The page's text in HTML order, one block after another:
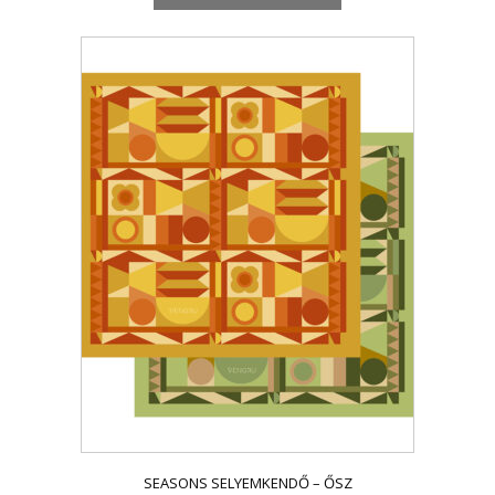
SEASONS SELYEMKENDŐ – ŐSZ